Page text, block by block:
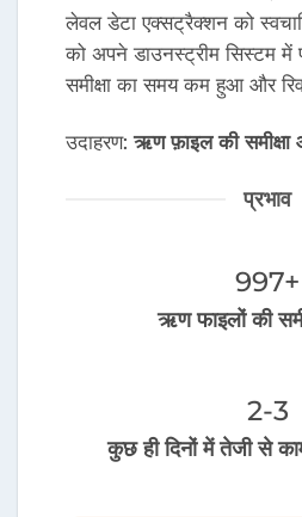
लेवल डेटा एक्सट्रैक्शन को
को अपने डाउनस्ट्रीम सिस्टम में
समीक्षा का समय कम हुआ और
उदाहरण:ऋण फ़ाइल की समीक्षा
प्रभाव
1,000+
ऋण फाइलों की
2-3
कुछ ही दिनों में तेजी से